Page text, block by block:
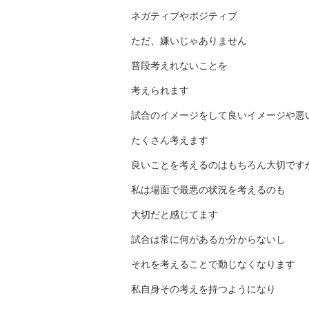
ネガティブやポジティブ
ただ、嫌いじゃありません
普段考えれないことを
考えられます
試合のイメージをして良いイメージや悪
たくさん考えます
良いことを考えるのはもちろん大切です
私は場面で最悪の状況を考えるのも
大切だと感じてます
試合は常に何があるか分からないし
それを考えることで動じなくなります
私自身その考えを持つようになり